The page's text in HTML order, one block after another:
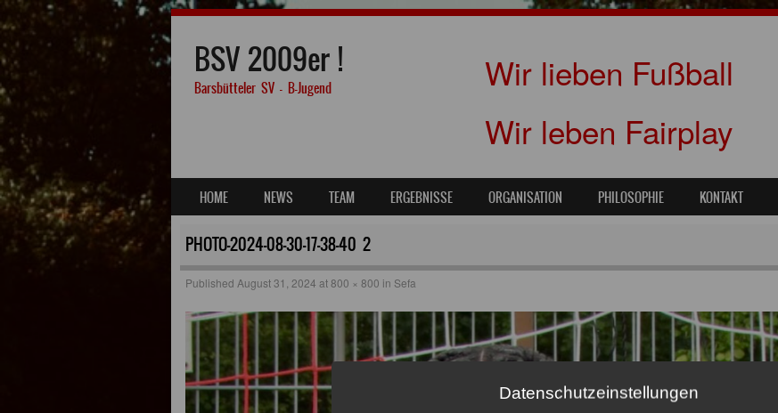
BSV 2009er !
Barsbütteler SV – B-Jugend
Wir lieben Fußball
Wir leben Fairplay
MENU
SKIP TO CONTENT
HOME NEWS TEAM ERGEBNISSE ORGANISATION PHILOSOPHIE KONTAKT
PHOTO-2024-08-30-17-38-40 2
Published August 31, 2024 at800 × 800 in Sefa
Datenschutzeinstellungen